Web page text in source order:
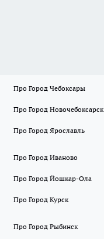
Про Город Чебоксары
Про Город Новочебоксарск
Про Город Ярославль
Про Город Иваново
Про Город Йошкар-Ола
Про Город Курск
Про Город Рыбинск